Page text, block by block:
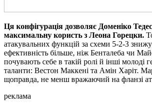
Ця конфігурація дозволяє Доменіко
максимальну користь з Леона Горецки.
атакувальних функцій за схеми 5-2-3
ефективність більше, ніж Бенталеба чи
почувають себе в такій ролі й інші молоді
таланти: Вестон Маккені та Амін Харіт.
щоправда, не менш вражаючий на фланзі
реклама